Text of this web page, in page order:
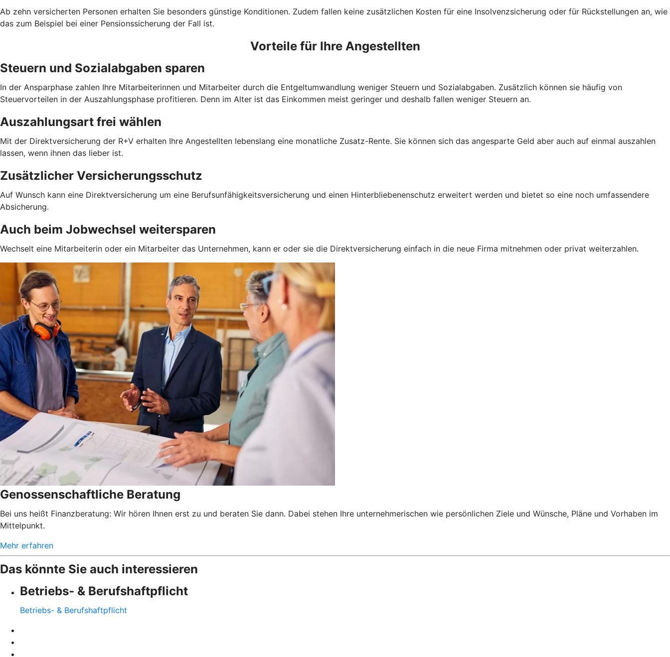
Ab zehn versicherten Personen erhalten Sie besonders günstige Konditionen. Zudem fallen keine zusätzlichen Kosten für eine Insolvenzsicherung oder für Rückstellungen an, wie
das zum Beispiel bei einer Pensionssicherung der Fall ist.
Vorteile für Ihre Angestellten
Steuern und Sozialabgaben sparen
In der Ansparphase zahlen Ihre Mitarbeiterinnen und Mitarbeiter durch die Entgeltumwandlung weniger Steuern und Sozialabgaben. Zusätzlich können sie häufig von
Steuervorteilen in der Auszahlungsphase profitieren. Denn im Alter ist das Einkommen meist geringer und deshalb fallen weniger Steuern an.
Auszahlungsart frei wählen
Mit der Direktversicherung der R+V erhalten Ihre Angestellten lebenslang eine monatliche Zusatz-Rente. Sie können sich das angesparte Geld aber auch auf einmal auszahlen
lassen, wenn ihnen das lieber ist.
Zusätzlicher Versicherungsschutz
Auf Wunsch kann eine Direktversicherung um eine Berufsunfähigkeitsversicherung und einen Hinterbliebenenschutz erweitert werden und bietet so eine noch umfassendere
Absicherung.
Auch beim Jobwechsel weitersparen
Wechselt eine Mitarbeiterin oder ein Mitarbeiter das Unternehmen, kann er oder sie die Direktversicherung einfach in die neue Firma mitnehmen oder privat weiterzahlen.
Genossenschaftliche Beratung
Bei uns heißt Finanzberatung: Wir hören Ihnen erst zu und beraten Sie dann. Dabei stehen Ihre unternehmerischen wie persönlichen Ziele und Wünsche, Pläne und Vorhaben im
Mittelpunkt.
Mehr erfahren
Das könnte Sie auch interessieren
Betriebs- & Berufshaftpflicht
Betriebs- & Berufshaftpflicht